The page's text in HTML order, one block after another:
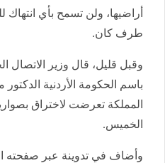
أراضيها، ولن تسمح بأي
طرف كان.
وقبل قليل، قال وزير الاتصال
باسم الحكومة الأردنية
المملكة تعرضت لاختراق
الخميس.
وأضاف في تدوينة عبر صفحته